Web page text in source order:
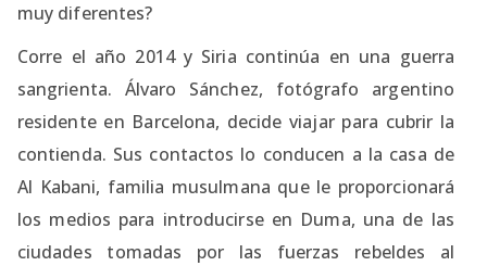
muy diferentes?
Corre el año 2014 y Siria continúa en una guerra
sangrienta. Álvaro Sánchez, fotógrafo argentino
residente en Barcelona, decide viajar para cubrir la
contienda. Sus contactos lo conducen a la casa de
Al Kabani, familia musulmana que le proporcionará
los medios para introducirse en Duma, una de las
ciudades tomadas por las fuerzas rebeldes al